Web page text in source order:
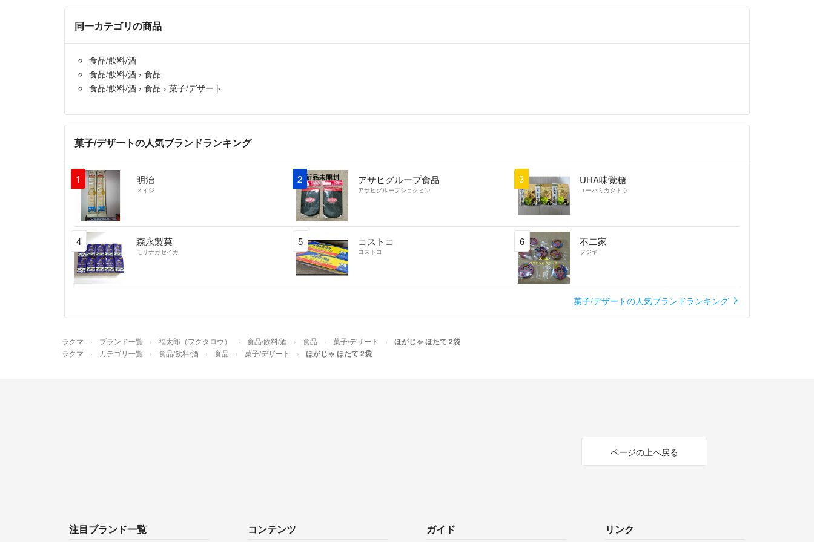
同一カテゴリの商品
食品/飲料/酒
食品/飲料/酒 › 食品
食品/飲料/酒 › 食品 › 菓子/デザート
菓子/デザートの人気ブランドランキング
1 明治
メイジ
2 アサヒグループ食品
アサヒグループショクヒン
3 UHA味覚糖
ユーハミカクトウ
4 森永製菓
モリナガセイカ
5 コストコ
コストコ
6 不二家
フジヤ
菓子/デザートの人気ブランドランキング
ラクマ ブランド一覧 福太郎（フクタロウ） 食品/飲料/酒 食品 菓子/デザート ほがじゃ ほたて 2袋
ラクマ カテゴリ一覧 食品/飲料/酒 食品 菓子/デザート ほがじゃ ほたて 2袋
ページの上へ戻る
注目ブランド一覧 コンテンツ ガイド リンク